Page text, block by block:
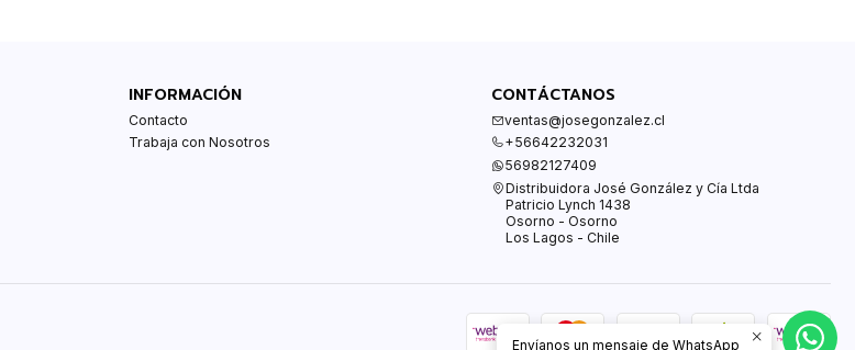
INFORMACIÓN
Contacto
Trabaja con Nosotros
CONTÁCTANOS
ventas@josegonzalez.cl
+56642232031
56982127409
Distribuidora José González y Cía Ltda
Patricio Lynch 1438
Osorno - Osorno
Los Lagos - Chile
Envíanos un mensaje de WhatsApp